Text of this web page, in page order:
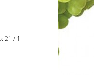
21 / 1